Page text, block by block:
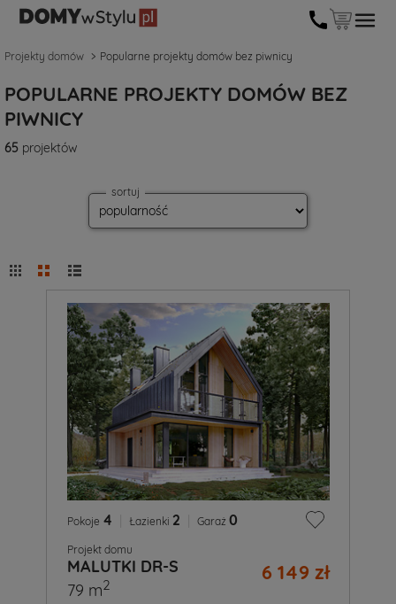
Projekty domów Popularne projekty domów bez piwnicy
POPULARNE PROJEKTY DOMÓW BEZ
PIWNICY
65 projektów
sortuj
Pokoje 4 Łazienki 2 Garaż 0
Projekt domu
MALUTKI DR-S 6 149 zł
79 m2